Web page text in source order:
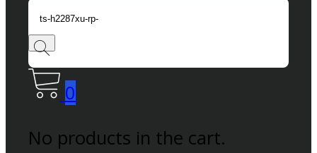
Search
0
No products in the cart.